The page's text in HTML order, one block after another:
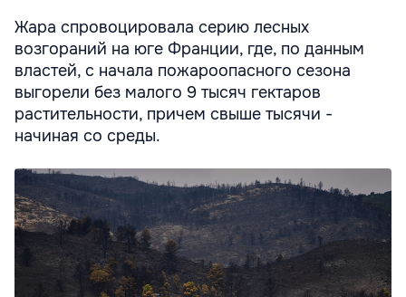
Жара спровоцировала серию лесных
возгораний на юге Франции, где, по данным
властей, с начала пожароопасного сезона
выгорели без малого 9 тысяч гектаров
растительности, причем свыше тысячи -
начиная со среды.